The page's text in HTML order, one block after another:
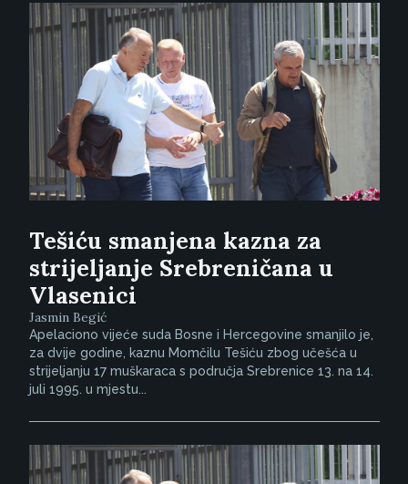
Tešiću smanjena kazna za
strijeljanje Srebreničana u
Vlasenici
Jasmin Begić
Apelaciono vijeće suda Bosne i Hercegovine smanjilo je,
za dvije godine, kaznu Momčilu Tešiću zbog učešća u
strijeljanju 17 muškaraca s područja Srebrenice 13. na 14.
juli 1995. u mjestu...